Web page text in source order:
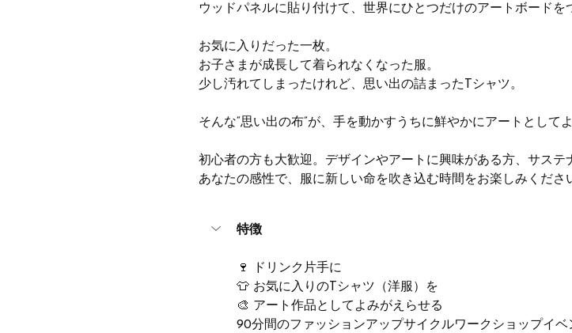
ウッドパネルに貼り付けて、世界にひとつだけのアートボードを
お気に入りだった一枚。
お子さまが成長して着られなくなった服。
少し汚れてしまったけれど、思い出の詰まったTシャツ。
そんな“思い出の布”が、手を動かすうちに鮮やかにアートとして
初心者の方も大歓迎。デザインやアートに興味がある方、サステ
あなたの感性で、服に新しい命を吹き込む時間をお楽しみくださ
特徴
🍷 ドリンク片手に
👕 お気に入りのTシャツ（洋服）を
🎨 アート作品としてよみがえらせる
90分間のファッションアップサイクルワークショップイベ